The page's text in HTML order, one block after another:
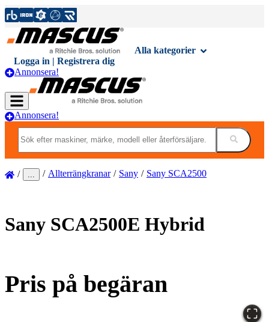
Alla kategorier
Logga in | Registrera dig
Annonsera!
Annonsera!
Allterrängkranar Sany Sany SCA2500
Sany SCA2500E Hybrid
Pris på begäran